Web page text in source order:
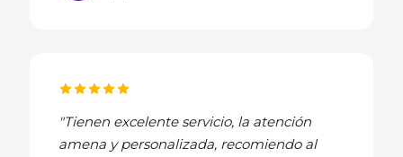
"Tienen excelente servicio, la atención
amena y personalizada, recomiendo al